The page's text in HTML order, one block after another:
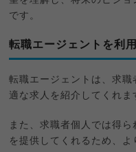
です。
転職エージェントを利
転職エージェントは、求
適な求人を紹介してくれま
また、求職者個人では得
を提供してくれるため、よ